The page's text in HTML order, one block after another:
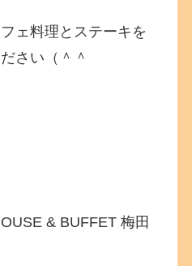
ェ料理とステーキを
さい（＾＾
& BUFFET 梅田